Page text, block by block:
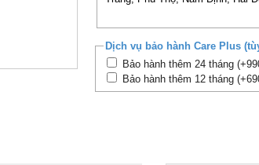
Dịch vụ bảo hành Care Plus
Bảo hành thêm 24 tháng
Bảo hành thêm 12 tháng